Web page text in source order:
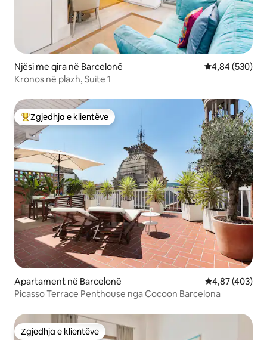
Njësi me qira në Barcelonë Vlerësimi
4,84 (530)
Kronos në plazh, Suite 1
Më të mirat e zgjedhjeve të klientëve
Zgjedhja e klientëve
Apartament në Barcelonë Vlerësimi
4,87 (403)
Picasso Terrace Penthouse nga Cocoon Barcelona
Zgjedhja e klientëve
Zgjedhja e klientëve